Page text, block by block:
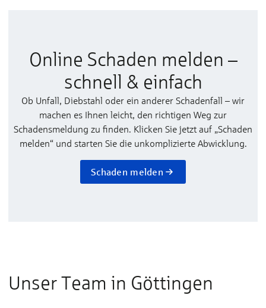
Online Schaden melden –
schnell & einfach
Ob Unfall, Diebstahl oder ein anderer Schadenfall – wir
machen es Ihnen leicht, den richtigen Weg zur
Schadensmeldung zu finden. Klicken Sie jetzt auf „Schaden
melden“ und starten Sie die unkomplizierte Abwicklung.
Schaden melden
Unser Team in Göttingen